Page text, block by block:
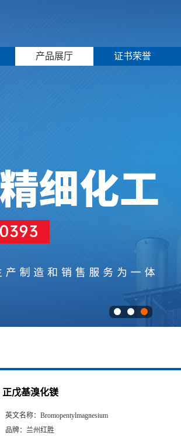
产品展厅 证书荣誉
正戊基溴化镁
英文名称： Bromopentylmagnesium
品牌： 兰州红胜